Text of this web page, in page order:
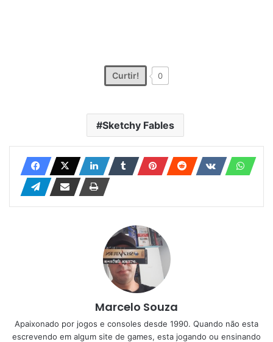
Curtir! 0
Sketchy Fables
Marcelo Souza
Apaixonado por jogos e consoles desde 1990. Quando não esta
escrevendo em algum site de games, esta jogando ou ensinando